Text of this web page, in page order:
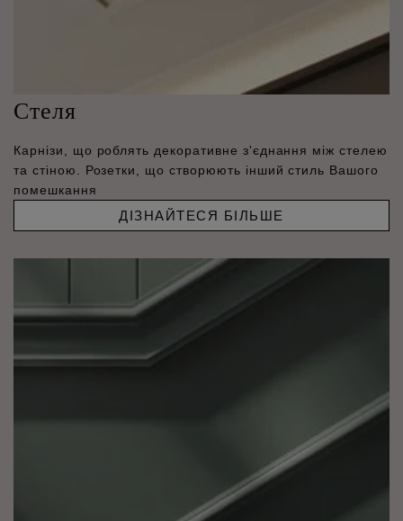
Стеля
Карнізи, що роблять декоративне з'єднання між стелею
та стіною. Розетки, що створюють інший стиль Вашого
помешкання
ДІЗНАЙТЕСЯ БІЛЬШЕ